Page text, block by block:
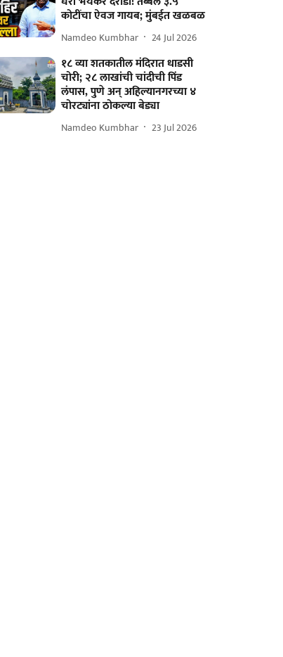
कोटींचा ऐवज गायब; मुंबईत खळबळ
Namdeo Kumbhar 24 Jul 2026
१८ व्या शतकातील मंदिरात धाडसी
चोरी; २८ लाखांची चांदीची पिंड
लंपास, पुणे अन् अहिल्यानगरच्या ४
चोरट्यांना ठोकल्या बेड्या
Namdeo Kumbhar 23 Jul 2026